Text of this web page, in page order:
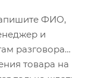
ФИО,
и
разговора
товара на